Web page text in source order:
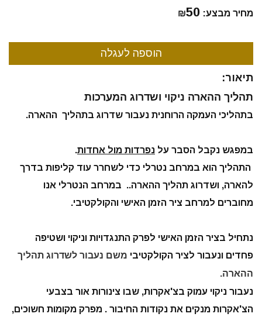
מחיר מבצע: ₪50
תיאור:
תהליך ההארה ניקוי ושדרוג המערכות
בתהליכי העמקה הרוחנית נעבור שדרוג בתהליך ההארה.
במפגש נקבל הסבר על נפרדות מול אחדות.
התהליך הוא במרחב נטרלי כדי לשחרר עוד קליפות בדרך
להארה, ושדרוג תהליך ההארה.. במרחב הנטרלי אנו
מחוברים למרחב ציר הזמן האישי והקולקטיבי.
נתחיל בציר הזמן האישי לפרק התנגדויות וניקוי ושטיפה
פחדים ונעבור לציר הקולקטיבי משם נעבור לשדרוג תהליך
ההארה.
נעבור ניקוי עמוק בצ'אקרות, שבו צינורות אור בצבעי
הצ'אקרות מנקים את נקודות החיבור . מפרק מקומות חשוכים,